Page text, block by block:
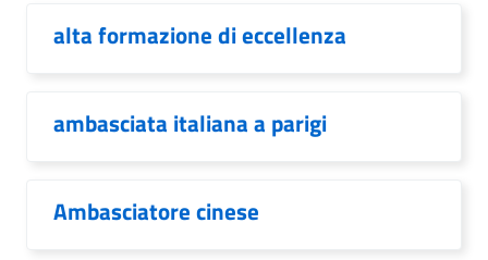
alta formazione di eccellenza
ambasciata italiana a parigi
Ambasciatore cinese